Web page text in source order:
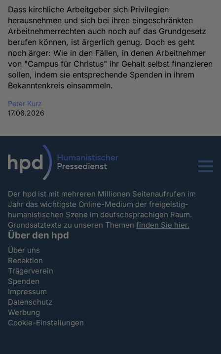
Dass kirchliche Arbeitgeber sich Privilegien
herausnehmen und sich bei ihren eingeschränkten
Arbeitnehmerrechten auch noch auf das Grundgesetz
berufen können, ist ärgerlich genug. Doch es geht
noch ärger: Wie in den Fällen, in denen Arbeitnehmer
von "Campus für Christus" ihr Gehalt selbst finanzieren
sollen, indem sie entsprechende Spenden in ihrem
Bekanntenkreis einsammeln.
Peter Kurz
17.06.2026
Menu
Der hpd ist mit mehreren Millionen Seitenaufrufen im
Jahr das wichtigste Online-Medium der freigeistig-
humanistischen Szene im deutschsprachigen Raum.
Grundsatztexte zu unseren Themenfinden Sie hier.
Über den hpd
Über uns
Redaktion
Trägerverein
Spenden
Impressum
Datenschutz
Werbung
Cookie-Einstellungen